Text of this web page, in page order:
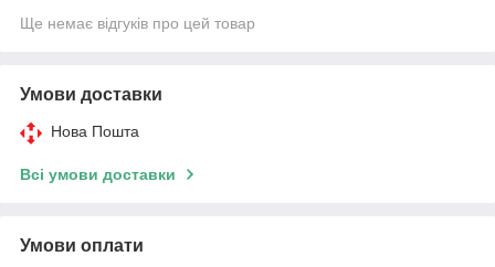
Ще немає відгуків про цей товар
Умови доставки
Нова Пошта
Всі умови доставки
Умови оплати